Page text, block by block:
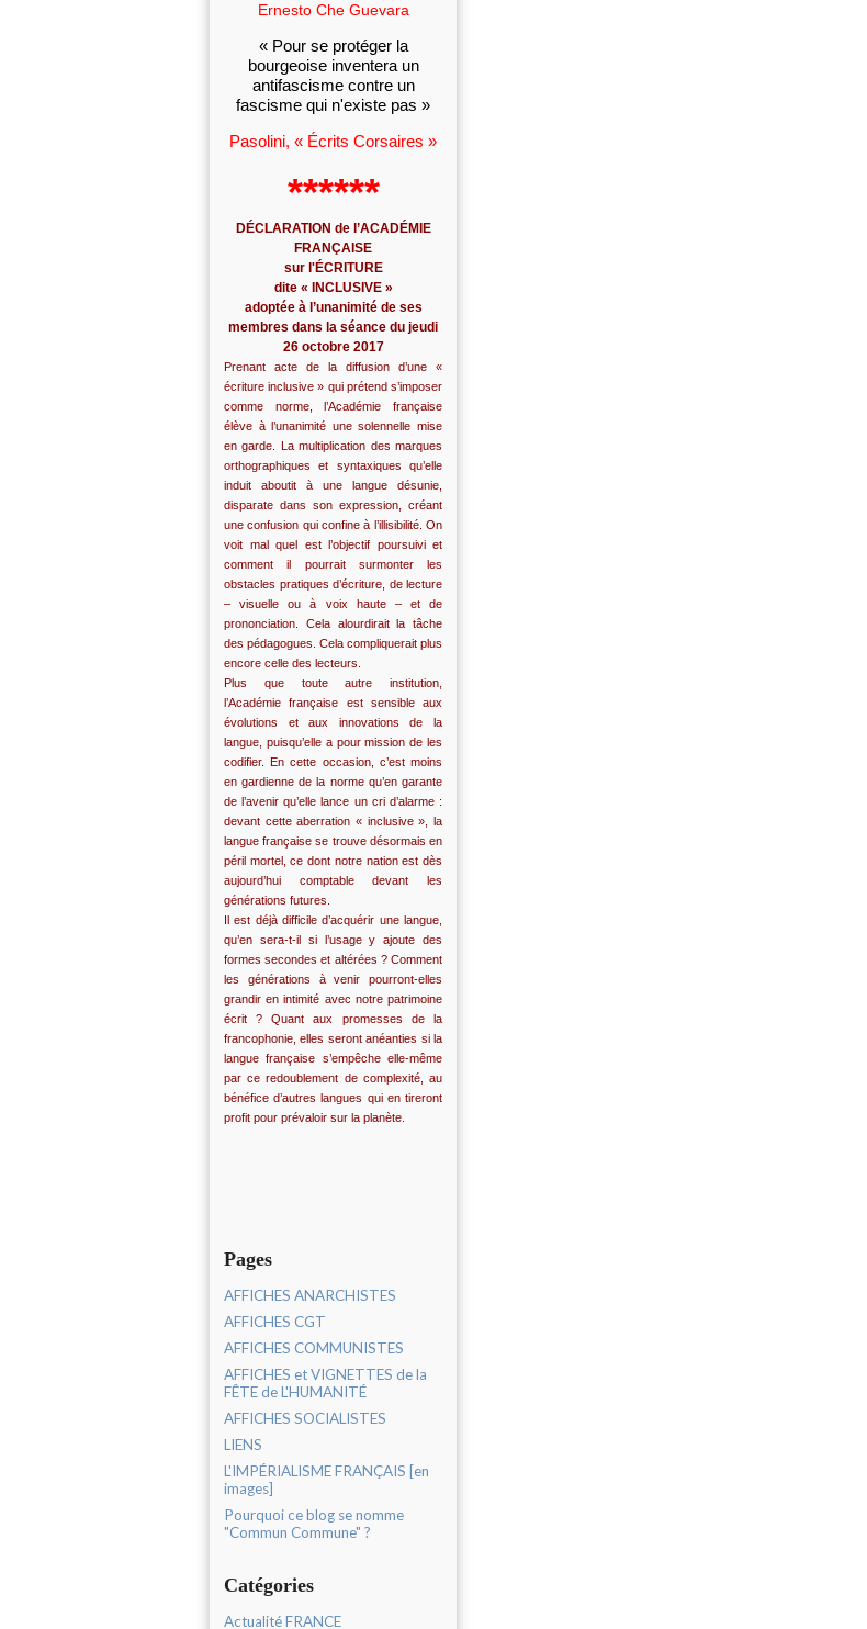
Ernesto Che Guevara
« Pour se protéger la
bourgeoise inventera un
antifascisme contre un
fascisme qui n'existe pas »
Pasolini, « Écrits Corsaires »
******
DÉCLARATION de l’ACADÉMIE
FRANÇAISE
sur l'ÉCRITURE
dite « INCLUSIVE »
adoptée à l’unanimité de ses
membres dans la séance du jeudi
26 octobre 2017
Prenant acte de la diffusion d’une «
écriture inclusive » qui prétend s’imposer
comme norme, l’Académie française
élève à l’unanimité une solennelle mise
en garde. La multiplication des marques
orthographiques et syntaxiques qu’elle
induit aboutit à une langue désunie,
disparate dans son expression, créant
une confusion qui confine à l’illisibilité. On
voit mal quel est l’objectif poursuivi et
comment il pourrait surmonter les
obstacles pratiques d’écriture, de lecture
– visuelle ou à voix haute – et de
prononciation. Cela alourdirait la tâche
des pédagogues. Cela compliquerait plus
encore celle des lecteurs.
Plus que toute autre institution,
l’Académie française est sensible aux
évolutions et aux innovations de la
langue, puisqu’elle a pour mission de les
codifier. En cette occasion, c’est moins
en gardienne de la norme qu’en garante
de l’avenir qu’elle lance un cri d’alarme :
devant cette aberration « inclusive », la
langue française se trouve désormais en
péril mortel, ce dont notre nation est dès
aujourd’hui comptable devant les
générations futures.
Il est déjà difficile d’acquérir une langue,
qu’en sera-t-il si l’usage y ajoute des
formes secondes et altérées ? Comment
les générations à venir pourront-elles
grandir en intimité avec notre patrimoine
écrit ? Quant aux promesses de la
francophonie, elles seront anéanties si la
langue française s’empêche elle-même
par ce redoublement de complexité, au
bénéfice d’autres langues qui en tireront
profit pour prévaloir sur la planète.
Pages
AFFICHES ANARCHISTES
AFFICHES CGT
AFFICHES COMMUNISTES
AFFICHES et VIGNETTES de la
FÊTE de L'HUMANITÉ
AFFICHES SOCIALISTES
LIENS
L'IMPÉRIALISME FRANÇAIS [en
images]
Pourquoi ce blog se nomme
"Commun Commune" ?
Catégories
Actualité FRANCE